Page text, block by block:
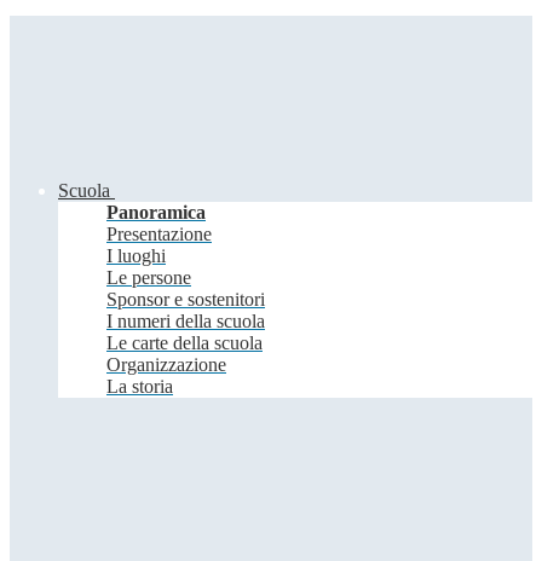
Scuola
Panoramica
Presentazione
I luoghi
Le persone
Sponsor e sostenitori
I numeri della scuola
Le carte della scuola
Organizzazione
La storia